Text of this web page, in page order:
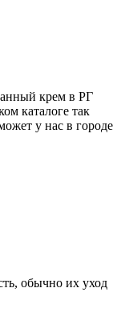
крем в РГ
каталоге так
у нас в городе
обычно их уход